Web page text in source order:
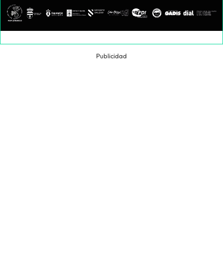
Publicidad